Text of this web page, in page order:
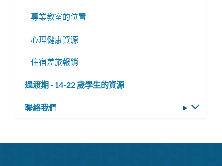
專業教室的位置
心理健康資源
住宿差旅報銷
過渡期 - 14-22 歲學生的資源
聯絡我們
選